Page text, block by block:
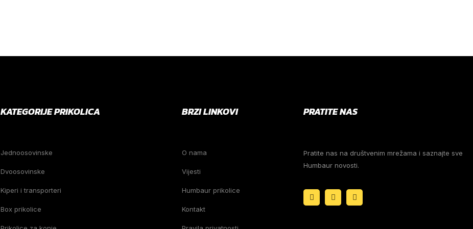
KATEGORIJE PRIKOLICA
Jednoosovinske
Dvoosovinske
Kiperi i transporteri
Box prikolice
BRZI LINKOVI
O nama
Vijesti
Humbaur prikolice
Kontakt
PRATITE NAS
Pratite nas na društvenim mrežama i saznajte sve
Humbaur novosti.